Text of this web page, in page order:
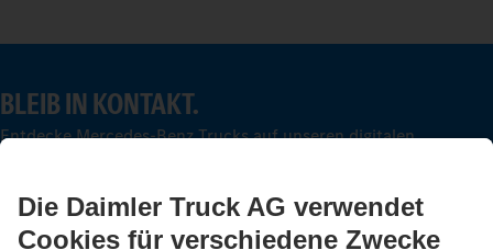
BLEIB IN KONTAKT.
Entdecke Mercedes-Benz Trucks auf unseren digitalen